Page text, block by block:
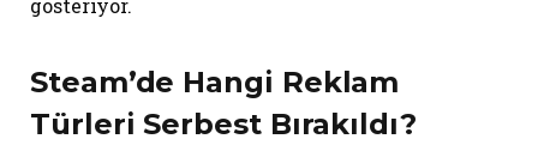
gösteriyor.
Steam’de Hangi Reklam
Türleri Serbest Bırakıldı?